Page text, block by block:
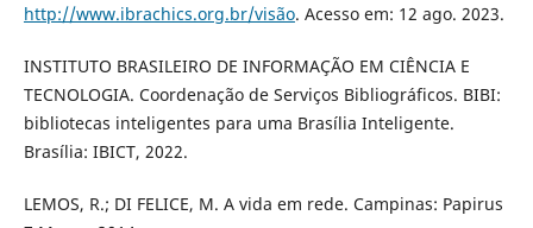
http://www.ibrachics.org.br/visão. Acesso em: 12 ago. 2023.
INSTITUTO BRASILEIRO DE INFORMAÇÃO EM CIÊNCIA E
TECNOLOGIA. Coordenação de Serviços Bibliográficos. BIBI:
bibliotecas inteligentes para uma Brasília Inteligente.
Brasília: IBICT, 2022.
LEMOS, R.; DI FELICE, M. A vida em rede. Campinas: Papirus